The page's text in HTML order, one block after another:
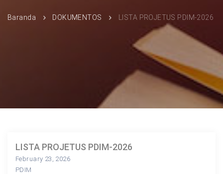
Baranda DOKUMENTOS LISTA PROJETUS PDIM-2026
LISTA PROJETUS PDIM-2026
February 23, 2026
PDIM